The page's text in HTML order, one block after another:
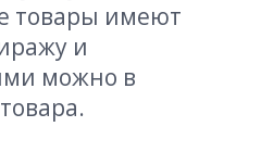
товары имеют
и
можно в